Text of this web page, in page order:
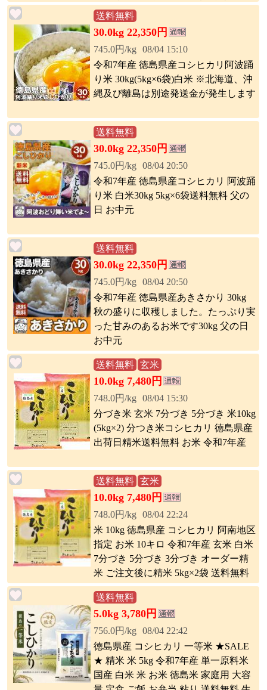
道・沖縄・離島は別途送料(税込)が発
生します。≫
送料無料
30.0kg 22,350円
745.0円/kg 08/04 15:10
令和7年産 徳島県産コシヒカリ阿波踊
り米 30kg(5kg×6袋)白米 ※北海道、沖
縄及び離島は別途発送金が発生します
送料無料
30.0kg 22,350円
745.0円/kg 08/04 20:50
令和7年産 徳島県産コシヒカリ 阿波踊
り米 白米30kg 5kg×6袋送料無料 父の
日 お中元
送料無料
30.0kg 22,350円
745.0円/kg 08/04 20:50
令和7年産 徳島県産あきさかり 30kg
秋の盛りに収穫しました。たっぷり実
った甘みのあるお米です30kg 父の日
お中元
送料無料 玄米
10.0kg 7,480円
748.0円/kg 08/04 15:30
分づき米 玄米 7分づき 5分づき 米10kg
(5kg×2) 分つき米コシヒカリ 徳島県産
出荷日精米送料無料 お米 令和7年産
送料無料 玄米
10.0kg 7,480円
748.0円/kg 08/04 22:24
米 10kg 徳島県産 コシヒカリ 阿南地区
指定 お米 10キロ 令和7年産 玄米 白米
7分づき 5分づき 3分づき オーダー精
米 ご注文後に精米 5kg×2袋 送料無料
送料無料
5.0kg 3,780円
756.0円/kg 08/04 22:42
徳島県産 コシヒカリ 一等米 ★SALE
★ 精米 米 5kg 令和7年産 単一原料米
国産 白米 米 お米 徳島米 家庭用 大容